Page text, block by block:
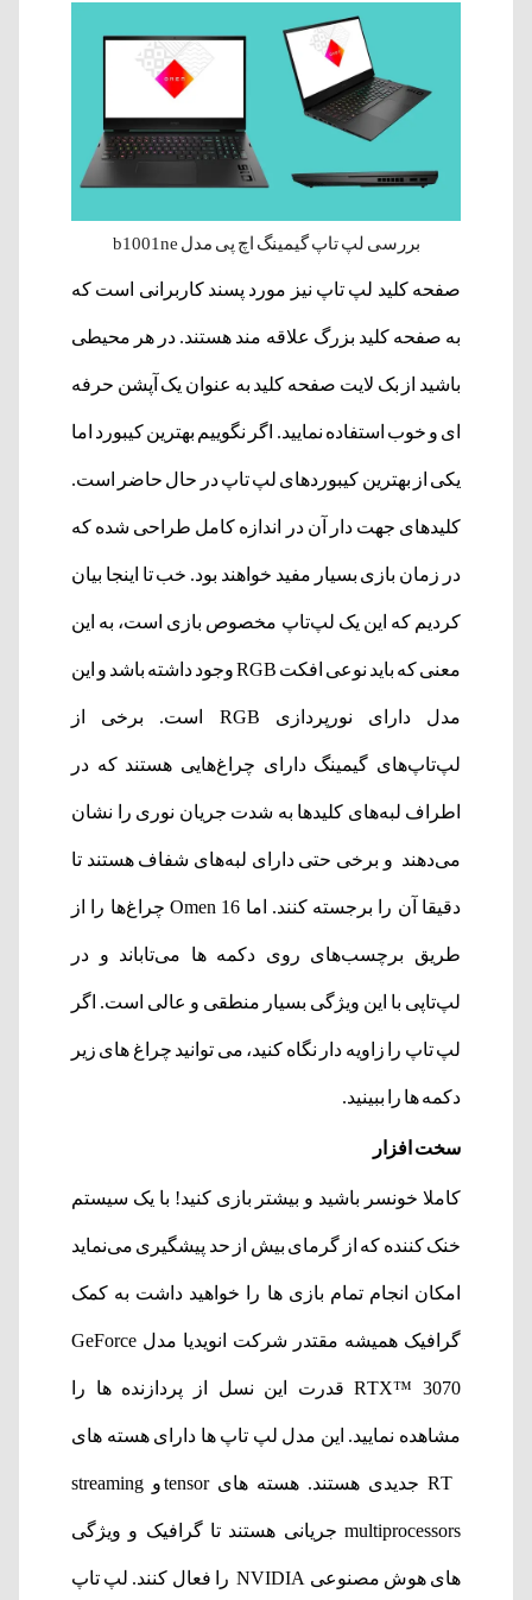
بررسی لپ تاپ گیمینگ اچ پی مدل b1001ne
صفحه کلید لپ تاپ نیز مورد پسند کاربرانی است که
به صفحه کلید بزرگ علاقه مند هستند. در هر محیطی
باشید از بک لایت صفحه کلید به عنوان یک آپشن حرفه
ای و خوب استفاده نمایید. اگر نگوییم بهترین کیبورد اما
یکی از بهترین کیبوردهای لپ تاپ در حال حاضر است.
کلیدهای جهت دار آن در اندازه کامل طراحی شده که
در زمان بازی بسیار مفید خواهند بود. خب تا اینجا بیان
کردیم که این یک لپ‌تاپ مخصوص بازی است، به این
معنی که باید نوعی افکت RGB وجود داشته باشد و این
مدل دارای نورپردازی RGB است. برخی از
لپ‌تاپ‌های گیمینگ دارای چراغ‌هایی هستند که در
اطراف لبه‌های کلیدها به شدت جریان نوری را نشان
می‌دهند و برخی حتی دارای لبه‌های شفاف هستند تا
دقیقا آن را برجسته کنند. اما Omen 16 چراغ‌ها را از
طریق برچسب‌های روی دکمه ها می‌تاباند و در
لپ‌تاپی با این ویژگی بسیار منطقی و عالی است. اگر
لپ تاپ را زاویه دار نگاه کنید، می توانید چراغ های زیر
دکمه ها را ببینید.
سخت افزار
کاملا خونسر باشید و بیشتر بازی کنید! با یک سیستم
خنک کننده که از گرمای بیش از حد پیشگیری می‌نماید
امکان انجام تمام بازی ها را خواهید داشت به کمک
گرافیک همیشه مقتدر شرکت انویدیا مدل GeForce
RTX™ 3070 قدرت این نسل از پردازنده ها را
مشاهده نمایید. این مدل لپ تاپ ها دارای هسته های
RT جدیدی هستند. هسته های tensor و streaming
multiprocessors جریانی هستند تا گرافیک و ویژگی
های هوش مصنوعی NVIDIA را فعال کنند. لپ تاپ